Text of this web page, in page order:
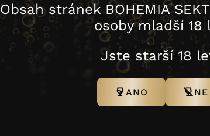
Obsah stránek BOHEMIA
osoby mladší 18
Jste starší 18
ANO NE